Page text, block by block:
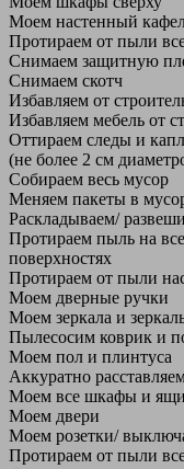
Моем настенный
Протираем от пыли
Снимаем защитную
Снимаем скотч
Избавляем от
Избавляем мебель от
Оттираем следы и
(не более 2 см
Собираем весь мусор
Меняем пакеты в
Раскладываем/
Протираем пыль на
поверхностях
Протираем от пыли
Моем дверные ручки
Моем зеркала и
Пылесосим коврик и
Моем пол и плинтуса
Аккуратно
Моем все шкафы и
Моем двери
Моем розетки/
Протираем от пыли